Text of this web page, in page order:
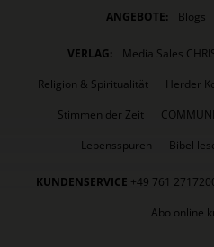
ANGEBOTE: Blogs
VERLAG:
Media Sales
Religion & Spiritualität
Herder
Stimmen der Zeit
Lebensspuren
Bibel
KUNDENSERVICE +49 761
Abo online